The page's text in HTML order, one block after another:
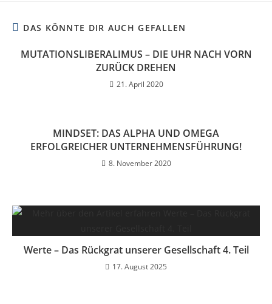
DAS KÖNNTE DIR AUCH GEFALLEN
MUTATIONSLIBERALIMUS – DIE UHR NACH VORN
ZURÜCK DREHEN
21. April 2020
MINDSET: DAS ALPHA UND OMEGA
ERFOLGREICHER UNTERNEHMENSFÜHRUNG!
8. November 2020
Werte – Das Rückgrat unserer Gesellschaft 4. Teil
17. August 2025